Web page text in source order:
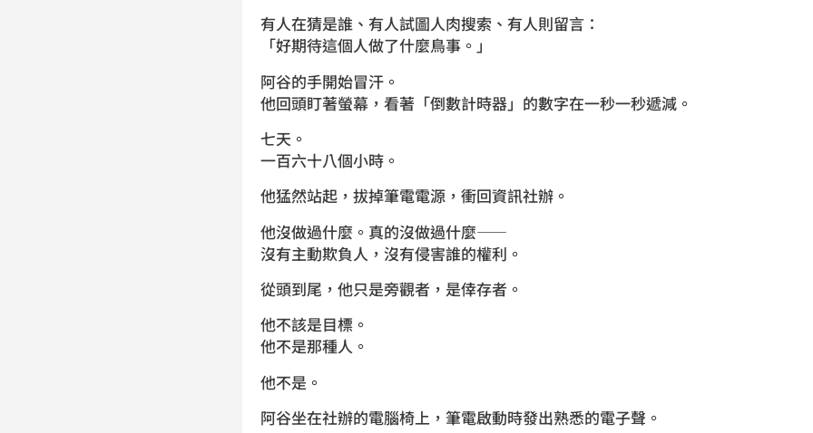
有人在猜是誰、有人試圖人肉搜索、有人則留言：
「好期待這個人做了什麼鳥事。」
阿谷的手開始冒汗。
他回頭盯著螢幕，看著「倒數計時器」的數字在一秒一秒遞減。
七天。
一百六十八個小時。
他猛然站起，拔掉筆電電源，衝回資訊社辦。
他沒做過什麼。真的沒做過什麼——
沒有主動欺負人，沒有侵害誰的權利。
從頭到尾，他只是旁觀者，是倖存者。
他不該是目標。
他不是那種人。
他不是。
阿谷坐在社辦的電腦椅上，筆電啟動時發出熟悉的電子聲。